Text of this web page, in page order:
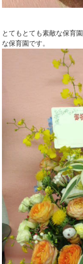
とてもとても素敵な保育
な保育園です。